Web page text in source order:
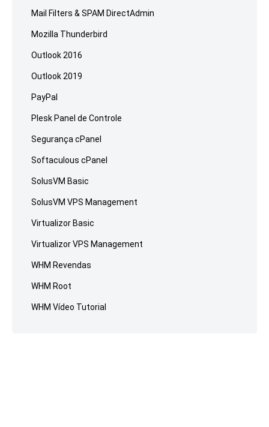
Mail Filters & SPAM DirectAdmin
Mozilla Thunderbird
Outlook 2016
Outlook 2019
PayPal
Plesk Panel de Controle
Segurança cPanel
Softaculous cPanel
SolusVM Basic
SolusVM VPS Management
Virtualizor Basic
Virtualizor VPS Management
WHM Revendas
WHM Root
WHM Vídeo Tutorial